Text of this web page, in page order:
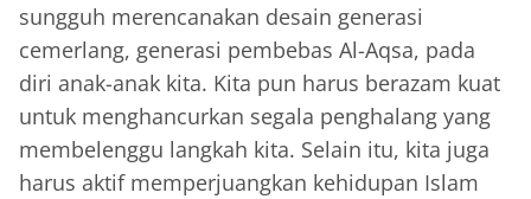
sungguh merencanakan desain generasi
cemerlang, generasi pembebas Al-Aqsa, pada
diri anak-anak kita. Kita pun harus berazam kuat
untuk menghancurkan segala penghalang yang
membelenggu langkah kita. Selain itu, kita juga
harus aktif memperjuangkan kehidupan Islam